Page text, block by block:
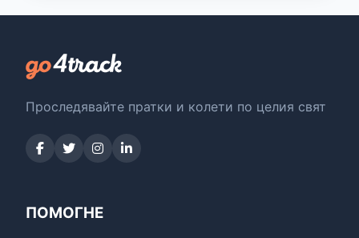
Проследявайте пратки и колети по целия свят
ПОМОГНЕ